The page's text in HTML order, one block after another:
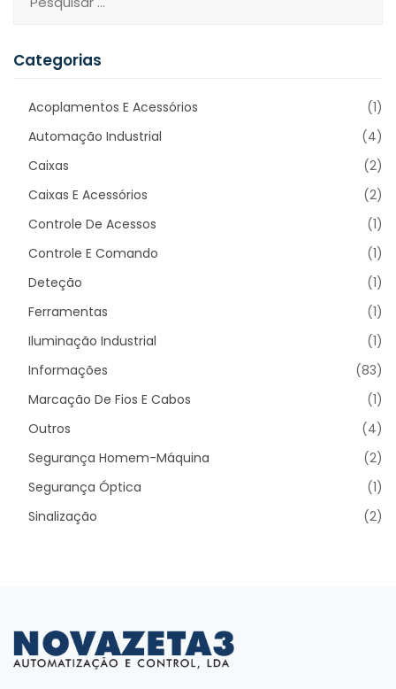
Categorias
Acoplamentos E Acessórios
(1)
Automação Industrial
(4)
Caixas
(2)
Caixas E Acessórios
(2)
Controle De Acessos
(1)
Controle E Comando
(1)
Deteção
(1)
Ferramentas
(1)
Iluminação Industrial
(1)
Informações
(83)
Marcação De Fios E Cabos
(1)
Outros
(4)
Segurança Homem-Máquina
(2)
Segurança Óptica
(1)
Sinalização
(2)